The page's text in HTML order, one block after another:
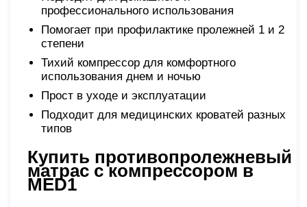
профессионального использования
Помогает при профилактике пролежней 1 и 2
степени
Тихий компрессор для комфортного
использования днем и ночью
Прост в уходе и эксплуатации
Подходит для медицинских кроватей разных
типов
Купить противопролежневый
матрас с компрессором в
MED1